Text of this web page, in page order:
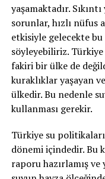
yaşamaktadır.
sorunlar, hızlı nüfus
etkisiyle gelecekte bu
söyleyebiliriz.
fakiri bir ülke de
kuraklıklar yaşayan
ülkedir. Bu nedenle
kullanması gerekir.
Türkiye su
dönemi içindedir. Bu
raporu hazırlamış